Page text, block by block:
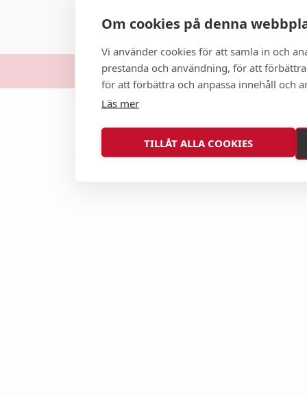
Om cookies på denna
Vi använder cookies för att samla in och
prestanda och användning, för att
för att förbättra och anpassa innehåll och
Läs mer
TILLÅT ALLA COOKIES
© 2026